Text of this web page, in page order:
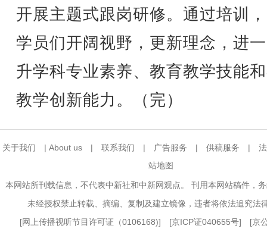
开展主题式跟岗研修。通过培训
学员们开阔视野，更新理念，进
升学科专业素养、教育教学技能
教学创新能力。（完）
关于我们 | About us | 联系我们 | 广告服务 | 供稿服务 |
站地图
本网站所刊载信息，不代表中新社和中新网观点。 刊用本网站稿件，
未经授权禁止转载、摘编、复制及建立镜像，违者将依法追究法
[网上传播视听节目许可证（0106168)] [京ICP证040655号] [京